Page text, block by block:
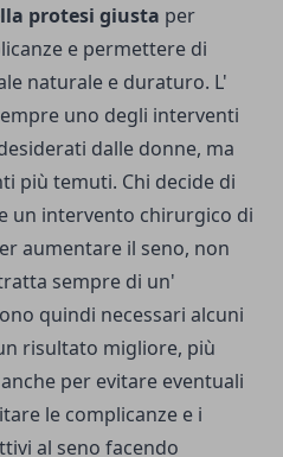
protesi giusta per
e permettere di
naturale e duraturo. L'
uno degli interventi
dalle donne, ma
più temuti. Chi decide di
un intervento chirurgico di
aumentare il seno, non
sempre di un'
quindi necessari alcuni
risultato migliore, più
per evitare eventuali
le complicanze e i
al seno facendo